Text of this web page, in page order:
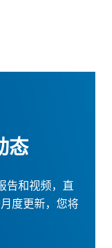
态
告和视频，直
度更新，您将